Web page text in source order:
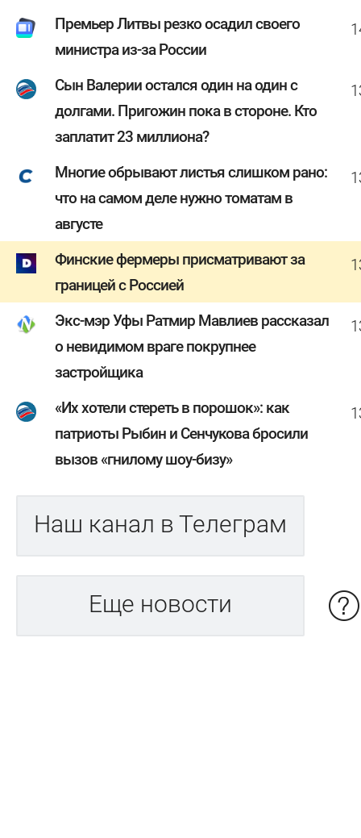
Премьер Литвы резко осадил своего
министра из-за России
Сын Валерии остался один на один с
долгами. Пригожин пока в стороне. Кто
заплатит 23 миллиона?
Многие обрывают листья слишком рано:
что на самом деле нужно томатам в
августе
Финские фермеры присматривают за
границей с Россией
Экс-мэр Уфы Ратмир Мавлиев рассказал
о невидимом враге покрупнее
застройщика
«Их хотели стереть в порошок»: как
патриоты Рыбин и Сенчукова бросили
вызов «гнилому шоу-бизу»
Наш канал в Телеграм
Еще новости